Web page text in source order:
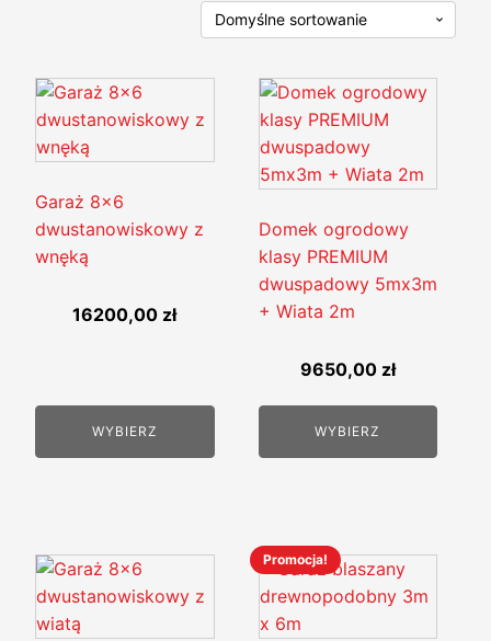
Garaż 8x6
dwustanowiskowy z
wnęką
16200,00 zł
WYBIERZ
Domek ogrodowy
klasy PREMIUM
dwuspadowy 5mx3m
+ Wiata 2m
9650,00 zł
WYBIERZ
Ten
produkt
ma
wiele
Opcje
można
wybrać
na
produktu
Promocja!
Ten
produkt
ma